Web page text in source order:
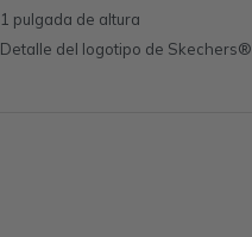
1 pulgada de altura
Detalle del logotipo de Skechers®